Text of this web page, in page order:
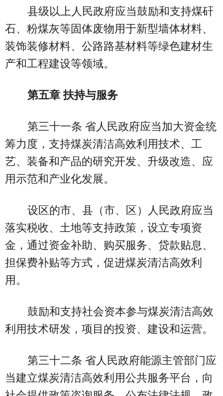
县级以上人民政府应当鼓励和支持煤矸
石、粉煤灰等固体废物用于新型墙体材料、
装饰装修材料、公路路基材料等绿色建材生
产和工程建设等领域。
第五章 扶持与服务
第三十一条 省人民政府应当加大资金统
筹力度，支持煤炭清洁高效利用技术、工
艺、装备和产品的研究开发、升级改造、应
用示范和产业化发展。
设区的市、县（市、区）人民政府应当
落实税收、土地等支持政策，设立专项资
金，通过资金补助、购买服务、贷款贴息、
担保费补贴等方式，促进煤炭清洁高效利
用。
鼓励和支持社会资本参与煤炭清洁高效
利用技术研发，项目的投资、建设和运营。
第三十二条 省人民政府能源主管部门应
当建立煤炭清洁高效利用公共服务平台，向